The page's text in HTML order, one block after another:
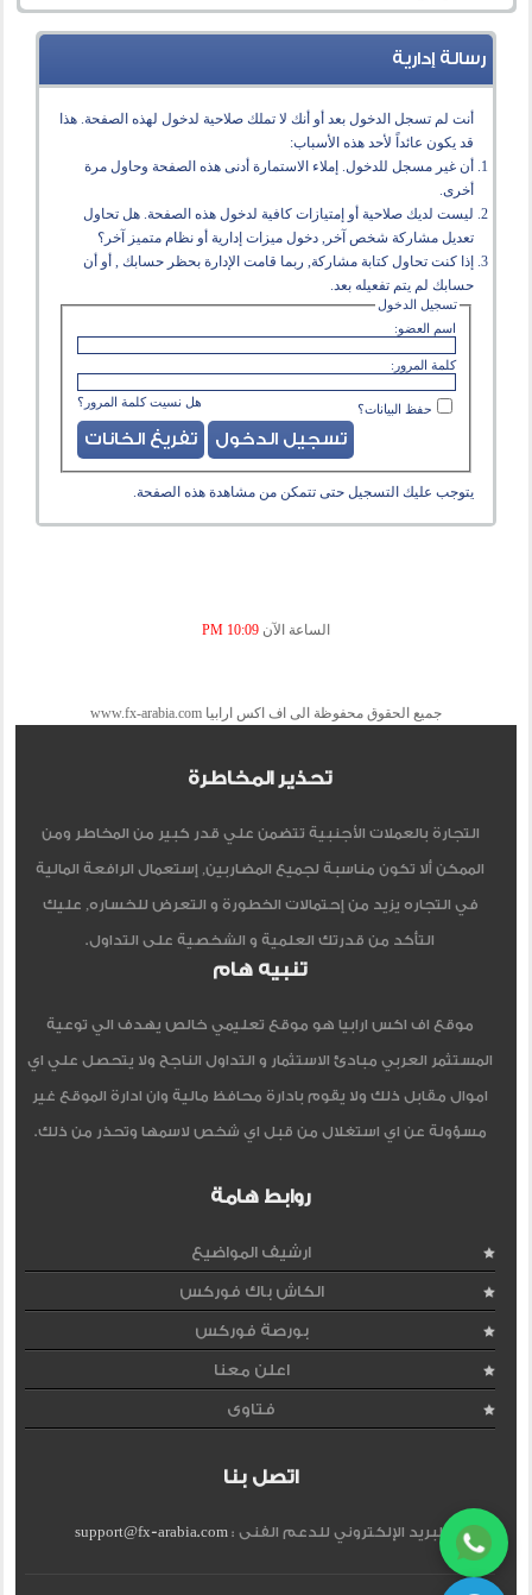
رسالة إدارية
أنت لم تسجل الدخول بعد أو أنك لا تملك صلاحية لدخول لهذه الصفحة. هذا
قد يكون عائداً لأحد هذه الأسباب:
أن غير مسجل للدخول. إملاء الاستمارة أدنى هذه الصفحة وحاول مرة
أخرى.
ليست لديك صلاحية أو إمتيازات كافية لدخول هذه الصفحة. هل تحاول
تعديل مشاركة شخص آخر, دخول ميزات إدارية أو نظام متميز آخر؟
إذا كنت تحاول كتابة مشاركة, ربما قامت الإدارة بحظر حسابك , أو أن
حسابك لم يتم تفعيله بعد.
تسجيل الدخول
اسم العضو:
كلمة المرور:
هل نسيت كلمة المرور؟ حفظ البيانات؟
يتوجب عليك التسجيل حتى تتمكن من مشاهدة هذه الصفحة.
الساعة الآن 10:09 PM
جميع الحقوق محفوظة الى اف اكس ارابيا www.fx-arabia.com
تحذير المخاطرة
التجارة بالعملات الأجنبية تتضمن علي قدر كبير من المخاطر ومن
الممكن ألا تكون مناسبة لجميع المضاربين, إستعمال الرافعة المالية
في التجاره يزيد من إحتمالات الخطورة و التعرض للخساره, عليك
التأكد من قدرتك العلمية و الشخصية على التداول.
تنبيه هام
موقع اف اكس ارابيا هو موقع تعليمي خالص يهدف الي توعية
المستثمر العربي مبادئ الاستثمار و التداول الناجح ولا يتحصل علي اي
اموال مقابل ذلك ولا يقوم بادارة محافظ مالية وان ادارة الموقع غير
مسؤولة عن اي استغلال من قبل اي شخص لاسمها وتحذر من ذلك.
روابط هامة
ارشيف المواضيع
الكاش باك فوركس
بورصة فوركس
اعلن معنا
فتاوى
اتصل بنا
البريد الإلكتروني للدعم الفنى :support@fx-arabia.com